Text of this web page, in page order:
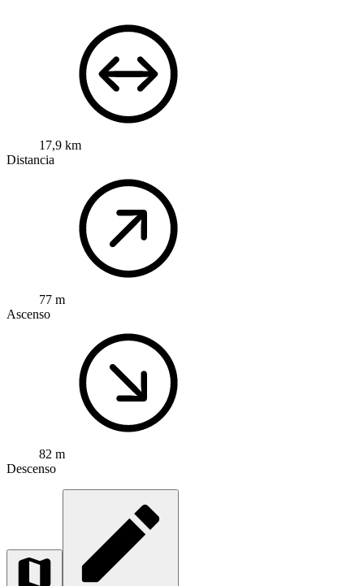
17,9 km
Distancia
77 m
Ascenso
82 m
Descenso